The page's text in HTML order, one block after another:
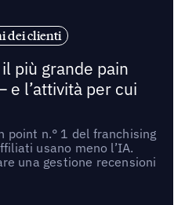
dei clienti
più grande pain
l’attività per cui
point n.° 1 del franchising
usano meno l’IA.
una gestione recensioni